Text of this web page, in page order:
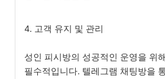
4. 고객 유지 및 관리
성인 피시방의 성공적인 운영을 위
필수적입니다. 텔레그램 채팅방을